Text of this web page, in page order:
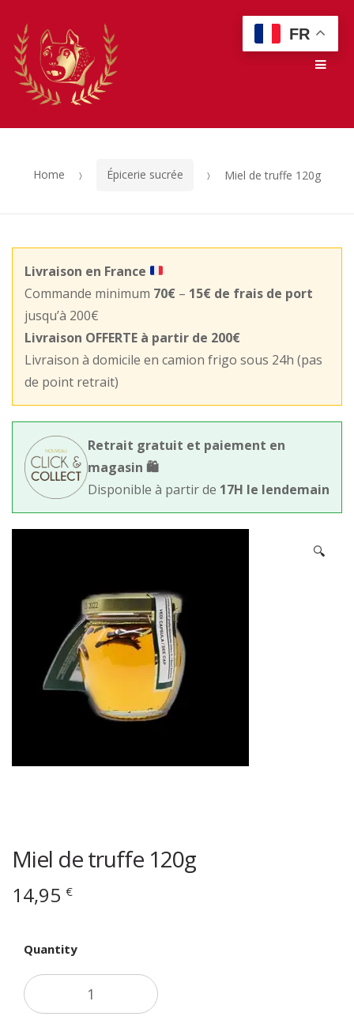
Skip
to
navigation
Skip
to
content
Home Épicerie sucrée Miel de truffe 120g
Livraison en France
Commande minimum 70€ – 15€ de frais de port
jusqu’à 200€
Livraison OFFERTE à partir de 200€
Livraison à domicile en camion frigo sous 24h (pas
de point retrait)
Retrait gratuit et paiement en
magasin 🛍️
Disponible à partir de 17H le lendemain
🔍
Miel de truffe 120g
14,95 €
Quantity
FR